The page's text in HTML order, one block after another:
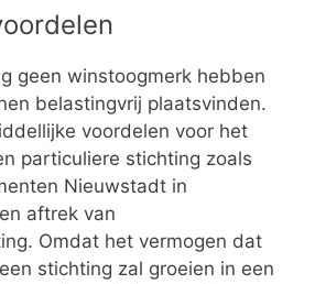
geen winstoogmerk hebben
belastingvrij plaatsvinden.
voordelen voor het
particuliere stichting zoals
Nieuwstadt in
aftrek van
Omdat het vermogen dat
stichting zal groeien in een